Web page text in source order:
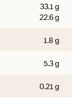
33.1 g
22.6 g
1.8 g
5.3 g
0.21 g